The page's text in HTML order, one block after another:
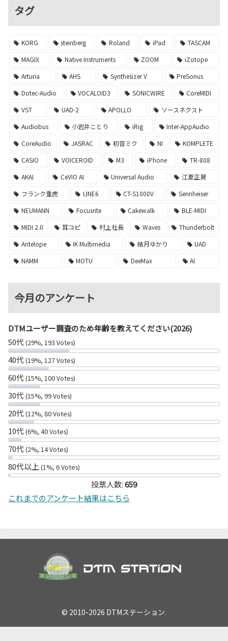
タグ
KORG steinberg Roland iPad
TASCAM
MAGIX
Native Instruments ZOOM
iZotope
Arturia
AHS Synthesizer V
PreSonus
Dotec-Audio
VOCALOID3 SONICWIRE
CoreMIDI
VST
UAD-2 APOLLO
ソースネクスト
Audiobus
小岩井ことり iRig
Inter-AppAudio
CoreAudio
JASRAC 初音ミク NI
KOMPLETE
CASIO
VOICEROID M3 iPhone
TR-808
AKAI
CeVIO AI Universal Audio
江夏正晃
フランク重虎
LINE6 CT-S1000V
Sennheiser
NEUMANN
Focusrite Cakewalk
BLE-MIDI
MIDI 2.0
耳コピ 村上社長 Waves
Thunderbolt
Antelope
IK Multimedia 結月ゆかり
UAD
NAMM
MOTU DeeMax AI
今月のアンケート
DTMユーザー調査のため年齢を教えてください(2026)
50代(29%, 193 Votes)
40代(19%, 127 Votes)
60代(15%, 100 Votes)
30代(15%, 99 Votes)
20代(12%, 80 Votes)
10代(6%, 40 Votes)
70代(2%, 14 Votes)
80代以上 (1%, 6 Votes)
投票人数:659
これまでのアンケート結果はこちら
© 2010-2026 DTMステーション.